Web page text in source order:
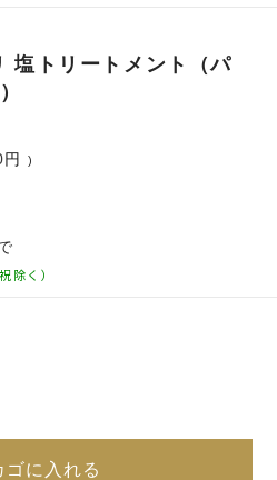
塩トリートメント（パ
円 )
除く）
ゴに入れる